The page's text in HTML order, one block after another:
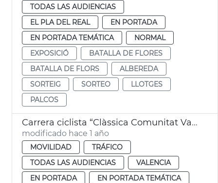
TODAS LAS AUDIENCIAS
EL PLA DEL REAL
EN PORTADA
EN PORTADA TEMÁTICA
NORMAL
EXPOSICIÓ
BATALLA DE FLORES
BATALLA DE FLORS
ALBEREDA
SORTEIG
SORTEO
LLOTGES
PALCOS
Carrera ciclista “Clàssica Comunitat Valenciana 1969”
modificado hace 1 año
MOVILIDAD
TRÁFICO
TODAS LAS AUDIENCIAS
VALENCIA
EN PORTADA
EN PORTADA TEMÁTICA